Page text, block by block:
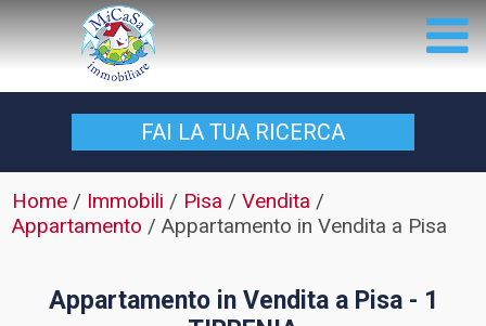
FAI LA TUA RICERCA
Home / Immobili / Pisa /Vendita /
Appartamento /Appartamento in Vendita a Pisa
Appartamento in Vendita a Pisa - 1